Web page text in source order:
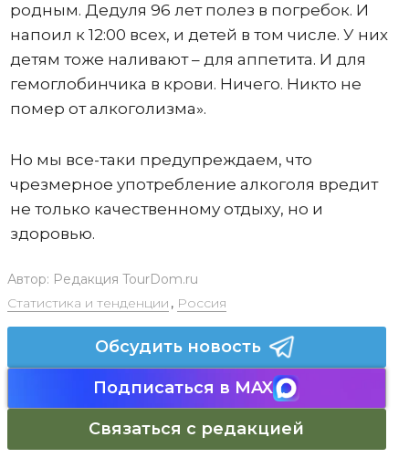
родным. Дедуля 96 лет полез в погребок. И
напоил к 12:00 всех, и детей в том числе. У них
детям тоже наливают – для аппетита. И для
гемоглобинчика в крови. Ничего. Никто не
помер от алкоголизма».
Но мы все-таки предупреждаем, что
чрезмерное употребление алкоголя вредит
не только качественному отдыху, но и
здоровью.
Автор: Редакция TourDom.ru
Статистика и тенденции , Россия
Обсудить новость
Подписаться в MAX
Связаться с редакцией